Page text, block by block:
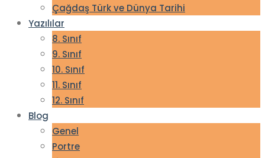
Çağdaş Türk ve Dünya Tarihi
Yazılılar
8. Sınıf
9. Sınıf
10. Sınıf
11. Sınıf
12. Sınıf
Blog
Genel
Portre